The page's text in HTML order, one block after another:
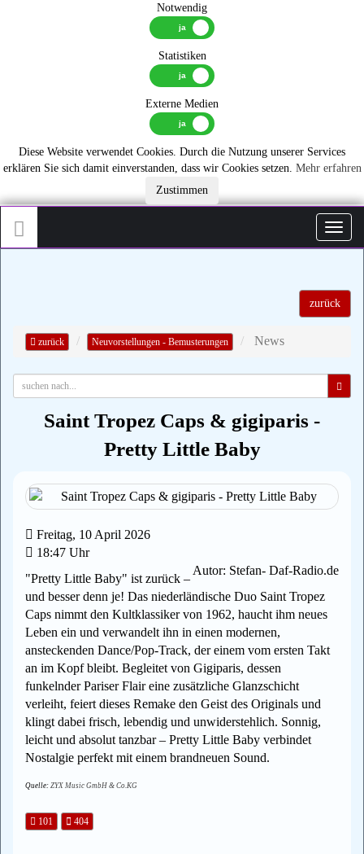
Notwendig
Statistiken
Externe Medien
Diese Website verwendet Cookies. Durch die Nutzung unserer Services
erklären Sie sich damit einverstanden, dass wir Cookies setzen. Mehr erfahren
Zustimmen
zurück
zurück Neuvorstellungen - Bemusterungen News
Saint Tropez Caps & gigiparis -
Pretty Little Baby
Freitag, 10 April 2026
18:47 Uhr
Autor: Stefan- Daf-Radio.de
"Pretty Little Baby" ist zurück –
und besser denn je! Das niederländische Duo Saint Tropez
Caps nimmt den Kultklassiker von 1962, haucht ihm neues
Leben ein und verwandelt ihn in einen modernen,
ansteckenden Dance/Pop-Track, der einem vom ersten Takt
an im Kopf bleibt. Begleitet von Gigiparis, dessen
funkelnder Pariser Flair eine zusätzliche Glanzschicht
verleiht, feiert dieses Remake den Geist des Originals und
klingt dabei frisch, lebendig und unwiderstehlich. Sonnig,
leicht und absolut tanzbar – Pretty Little Baby verbindet
Nostalgie perfekt mit einem brandneuen Sound.
Quelle: ZYX Music GmbH & Co.KG
101 404